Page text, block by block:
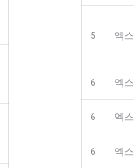
5 엑스
6 엑스
6 엑스
6 엑스